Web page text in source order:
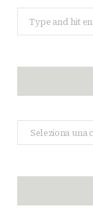
for:
Categorie